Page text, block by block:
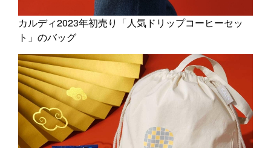
カルディ2023年初売り「人気ドリップコーヒーセッ
ト」のバッグ